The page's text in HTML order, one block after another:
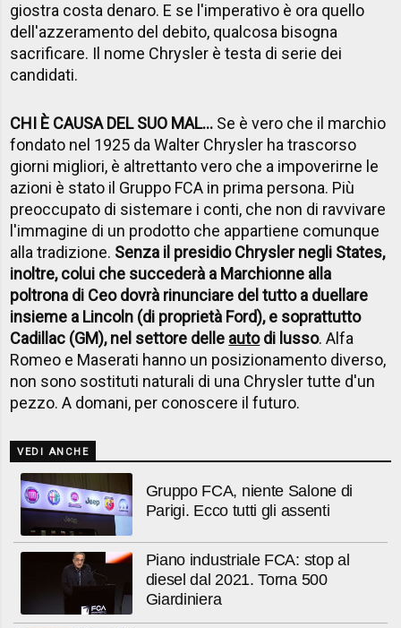
giostra costa denaro. E se l'imperativo è ora quello
dell'azzeramento del debito, qualcosa bisogna
sacrificare. Il nome Chrysler è testa di serie dei
candidati.
CHI È CAUSA DEL SUO MAL... Se è vero che il marchio
fondato nel 1925 da Walter Chrysler ha trascorso
giorni migliori, è altrettanto vero che a impoverirne le
azioni è stato il Gruppo FCA in prima persona. Più
preoccupato di sistemare i conti, che non di ravvivare
l'immagine di un prodotto che appartiene comunque
alla tradizione. Senza il presidio Chrysler negli States,
inoltre, colui che succederà a Marchionne alla
poltrona di Ceo dovrà rinunciare del tutto a duellare
insieme a Lincoln (di proprietà Ford), e soprattutto
Cadillac (GM), nel settore delle autodi lusso. Alfa
Romeo e Maserati hanno un posizionamento diverso,
non sono sostituti naturali di una Chrysler tutte d'un
pezzo. A domani, per conoscere il futuro.
VEDI ANCHE
Gruppo FCA, niente Salone di
Parigi. Ecco tutti gli assenti
Piano industriale FCA: stop al
diesel dal 2021. Torna 500
Giardiniera